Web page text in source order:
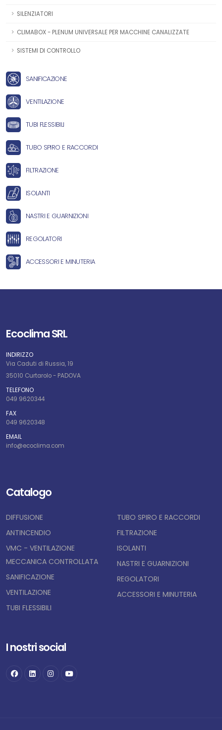
SILENZIATORI
CLIMABOX - PLENUM UNIVERSALE PER MACCHINE CANALIZZATE
SISTEMI DI CONTROLLO
SANIFICAZIONE
VENTILAZIONE
TUBI FLESSIBILI
TUBO SPIRO E RACCORDI
FILTRAZIONE
ISOLANTI
NASTRI E GUARNIZIONI
REGOLATORI
ACCESSORI E MINUTERIA
Ecoclima SRL
INDIRIZZO
Via Caduti di Russia, 19
35010 Curtarolo - PADOVA
TELEFONO
049 9620344
FAX
049 9620348
EMAIL
info@ecoclima.com
Catalogo
DIFFUSIONE
ANTINCENDIO
VMC - VENTILAZIONE
MECCANICA CONTROLLATA
SANIFICAZIONE
VENTILAZIONE
TUBI FLESSIBILI
TUBO SPIRO E RACCORDI
FILTRAZIONE
ISOLANTI
NASTRI E GUARNIZIONI
REGOLATORI
ACCESSORI E MINUTERIA
I nostri social